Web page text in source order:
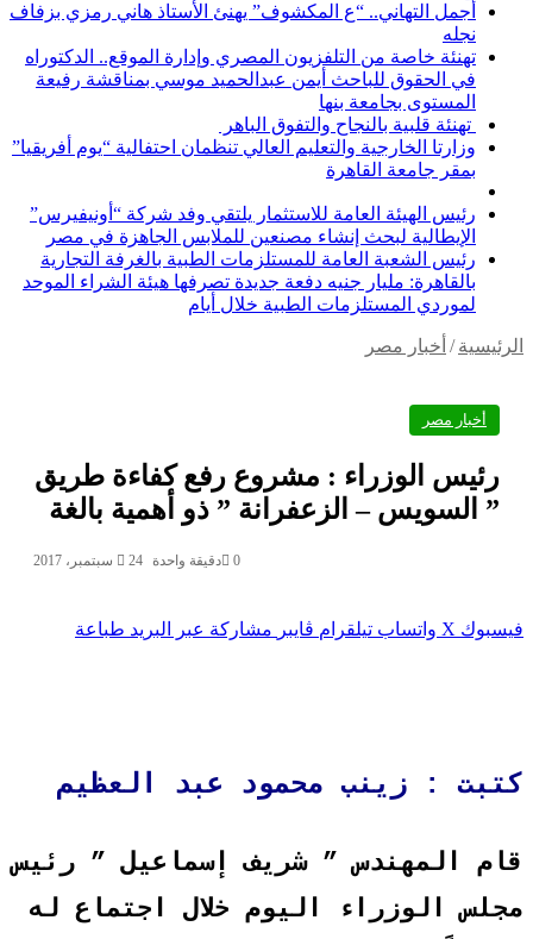
أجمل التهاني.. “ع المكشوف” يهنئ الأستاذ هاني رمزي بزفاف
نجله
تهنئة خاصة من التلفزيون المصري وإدارة الموقع.. الدكتوراه
في الحقوق للباحث أيمن عبدالحميد موسي بمناقشة رفيعة
المستوى بجامعة بنها
تهنئة قلبية بالنجاح والتفوق الباهر
وزارتا الخارجية والتعليم العالي تنظمان احتفالية “يوم أفريقيا”
بمقر جامعة القاهرة
رئيس الهيئة العامة للاستثمار يلتقي وفد شركة “أونيفيرس”
الإيطالية لبحث إنشاء مصنعين للملابس الجاهزة في مصر
رئيس الشعبة العامة للمستلزمات الطبية بالغرفة التجارية
بالقاهرة: مليار جنيه دفعة جديدة تصرفها هيئة الشراء الموحد
لموردي المستلزمات الطبية خلال أيام
/أخبار مصر
أخبار مصر
رئيس الوزراء : مشروع رفع كفاءة طريق
” السويس – الزعفرانة ” ذو أهمية بالغة
24 سبتمبر، 2017 دقيقة واحدة
‫X واتساب تيلقرام ڤايبر مشاركة عبر البريد طباعة
: زينب محمود عبد العظيم
المهندس ” شريف إسماعيل ” رئيس
الوزراء اليوم خلال اجتماع له